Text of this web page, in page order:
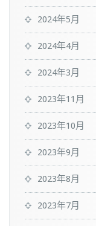
2024年5月
2024年4月
2024年3月
2023年11月
2023年10月
2023年9月
2023年8月
2023年7月